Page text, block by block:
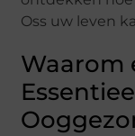
Oss uw leven
Waarom